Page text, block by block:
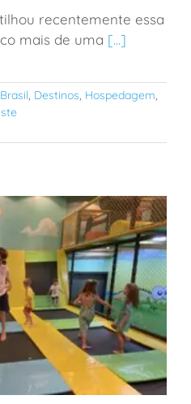
crianças a uma hora de
SP
recentemente essa
mais de uma [...]
Brasil, Destinos, Hospedagem,